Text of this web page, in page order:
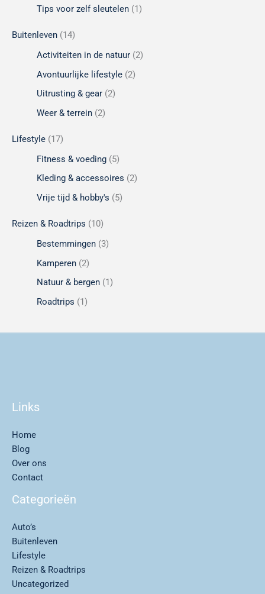
Tips voor zelf sleutelen(1)
Buitenleven (14)
Activiteiten in de natuur(2)
Avontuurlijke lifestyle(2)
Uitrusting & gear(2)
Weer & terrein(2)
Lifestyle (17)
Fitness & voeding(5)
Kleding & accessoires (2)
Vrije tijd & hobby's (5)
Reizen & Roadtrips (10)
Bestemmingen(3)
Kamperen(2)
Natuur & bergen(1)
Roadtrips (1)
Links
Home
Blog
Over ons
Contact
Categorieën
Auto’s
Buitenleven
Lifestyle
Reizen & Roadtrips
Uncategorized